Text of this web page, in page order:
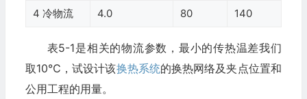
4 冷物流 4.0 80 140
表5-1是相关的物流参数，最小的传热温差我们
取10℃，试设计该换热系统的换热网络及夹点位置和
公用工程的用量。